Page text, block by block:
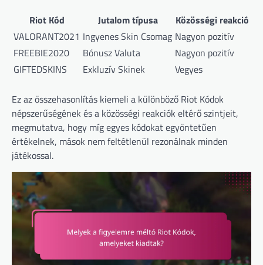
Riot Kód Jutalom típusa
Közösségi reakció
VALORANT2021 Ingyenes Skin Csomag Nagyon pozitív
FREEBIE2020
Bónusz Valuta
Nagyon pozitív
GIFTEDSKINS
Exkluzív Skinek Vegyes
Ez az összehasonlítás kiemeli a különböző Riot Kódok
népszerűségének és a közösségi reakciók eltérő szintjeit,
megmutatva, hogy míg egyes kódokat egyöntetűen
értékelnek, mások nem feltétlenül rezonálnak minden
játékossal.